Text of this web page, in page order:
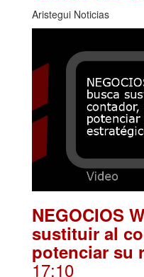
Aristegui Noticias
NEGOCIOS
sustituir al
potenciar su
17:10